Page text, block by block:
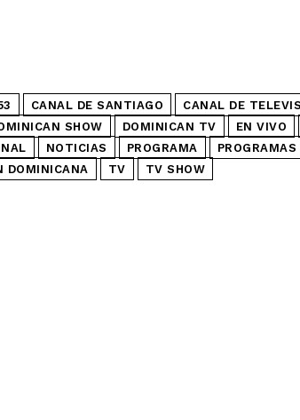
CANAL DE SANTIAGO CANAL DE
SHOW DOMINICAN TV EN VIVO
NOTICIAS PROGRAMA
DOMINICANA TV TV SHOW